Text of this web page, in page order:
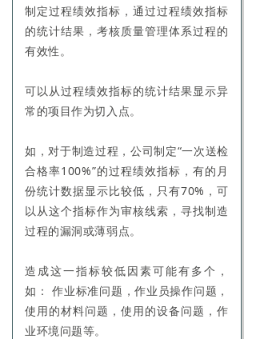
制定过程绩效指标，通过过程绩效指标
的统计结果，考核质量管理体系过程的
有效性。
可以从过程绩效指标的统计结果显示异
常的项目作为切入点。
如，对于制造过程，公司制定“一次送检
合格率100%”的过程绩效指标，有的月
份统计数据显示比较低，只有70%，可
以从这个指标作为审核线索，寻找制造
过程的漏洞或薄弱点。
造成这一指标较低因素可能有多个，
如： 作业标准问题，作业员操作问题，
使用的材料问题，使用的设备问题，作
业环境问题等。